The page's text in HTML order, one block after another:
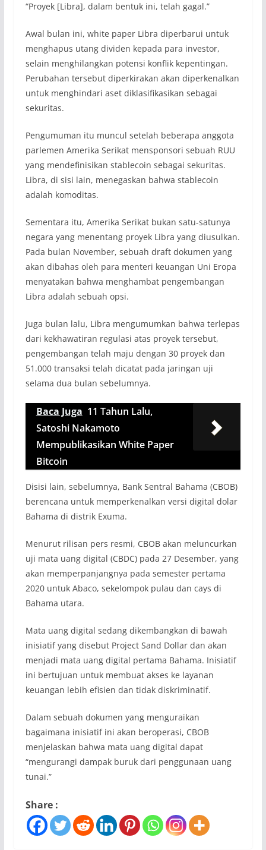
“Proyek [Libra], dalam bentuk ini, telah gagal.”
Awal bulan ini, white paper Libra diperbarui untuk
menghapus utang dividen kepada para investor,
selain menghilangkan potensi konflik kepentingan.
Perubahan tersebut diperkirakan akan diperkenalkan
untuk menghindari aset diklasifikasikan sebagai
sekuritas.
Pengumuman itu muncul setelah beberapa anggota
parlemen Amerika Serikat mensponsori sebuah RUU
yang mendefinisikan stablecoin sebagai sekuritas.
Libra, di sisi lain, menegaskan bahwa stablecoin
adalah komoditas.
Sementara itu, Amerika Serikat bukan satu-satunya
negara yang menentang proyek Libra yang diusulkan.
Pada bulan November, sebuah draft dokumen yang
akan dibahas oleh para menteri keuangan Uni Eropa
menyatakan bahwa menghambat pengembangan
Libra adalah sebuah opsi.
Juga bulan lalu, Libra mengumumkan bahwa terlepas
dari kekhawatiran regulasi atas proyek tersebut,
pengembangan telah maju dengan 30 proyek dan
51.000 transaksi telah dicatat pada jaringan uji
selama dua bulan sebelumnya.
Baca Juga 11 Tahun Lalu,
Satoshi Nakamoto
Mempublikasikan White Paper
Bitcoin
Disisi lain, sebelumnya, Bank Sentral Bahama (CBOB)
berencana untuk memperkenalkan versi digital dolar
Bahama di distrik Exuma.
Menurut rilisan pers resmi, CBOB akan meluncurkan
uji mata uang digital (CBDC) pada 27 Desember, yang
akan memperpanjangnya pada semester pertama
2020 untuk Abaco, sekelompok pulau dan cays di
Bahama utara.
Mata uang digital sedang dikembangkan di bawah
inisiatif yang disebut Project Sand Dollar dan akan
menjadi mata uang digital pertama Bahama. Inisiatif
ini bertujuan untuk membuat akses ke layanan
keuangan lebih efisien dan tidak diskriminatif.
Dalam sebuah dokumen yang menguraikan
bagaimana inisiatif ini akan beroperasi, CBOB
menjelaskan bahwa mata uang digital dapat
“mengurangi dampak buruk dari penggunaan uang
tunai.”
Share :